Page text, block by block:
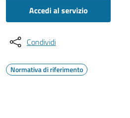
Accedi al servizio
Condividi
Normativa di riferimento